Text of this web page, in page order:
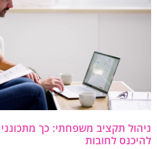
תקציב משפחתי: כך מתכוננים
לחובות